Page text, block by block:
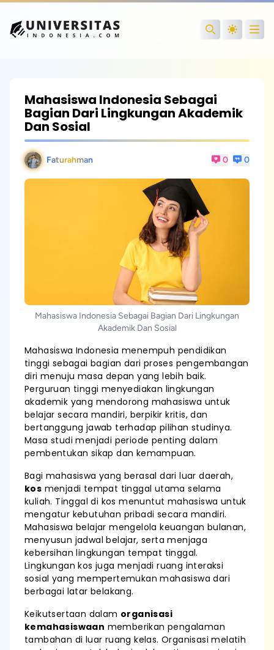
Search
Mahasiswa Indonesia Sebagai
Bagian Dari Lingkungan Akademik
Dan Sosial
Faturahman 0 0
Mahasiswa Indonesia Sebagai Bagian Dari Lingkungan
Akademik Dan Sosial
Mahasiswa Indonesia menempuh pendidikan
tinggi sebagai bagian dari proses pengembangan
diri menuju masa depan yang lebih baik.
Perguruan tinggi menyediakan lingkungan
akademik yang mendorong mahasiswa untuk
belajar secara mandiri, berpikir kritis, dan
bertanggung jawab terhadap pilihan studinya.
Masa studi menjadi periode penting dalam
pembentukan sikap dan kemampuan.
Bagi mahasiswa yang berasal dari luar daerah,
kos menjadi tempat tinggal utama selama
kuliah. Tinggal di kos menuntut mahasiswa untuk
mengatur kebutuhan pribadi secara mandiri.
Mahasiswa belajar mengelola keuangan bulanan,
menyusun jadwal belajar, serta menjaga
kebersihan lingkungan tempat tinggal.
Lingkungan kos juga menjadi ruang interaksi
sosial yang mempertemukan mahasiswa dari
berbagai latar belakang.
Keikutsertaan dalam organisasi
kemahasiswaan memberikan pengalaman
tambahan di luar ruang kelas. Organisasi melatih